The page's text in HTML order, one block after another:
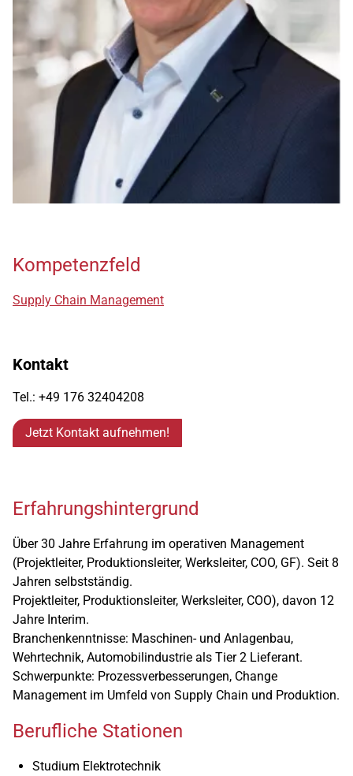
Kompetenzfeld
Supply Chain Management
Kontakt
Tel.: +49 176 32404208
Jetzt Kontakt aufnehmen!
Erfahrungshintergrund
Über 30 Jahre Erfahrung im operativen Management
(Projektleiter, Produktionsleiter, Werksleiter, COO, GF). Seit 8
Jahren selbstständig.
Projektleiter, Produktionsleiter, Werksleiter, COO), davon 12
Jahre Interim.
Branchenkenntnisse: Maschinen- und Anlagenbau,
Wehrtechnik, Automobilindustrie als Tier 2 Lieferant.
Schwerpunkte: Prozessverbesserungen, Change
Management im Umfeld von Supply Chain und Produktion.
Berufliche Stationen
Studium Elektrotechnik